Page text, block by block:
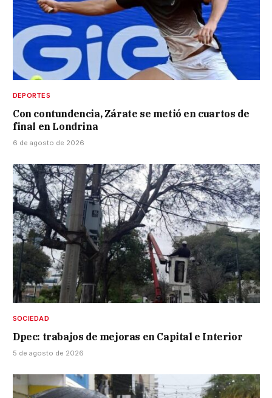
DEPORTES
Con contundencia, Zárate se metió en cuartos de
final en Londrina
6 de agosto de 2026
SOCIEDAD
Dpec: trabajos de mejoras en Capital e Interior
5 de agosto de 2026